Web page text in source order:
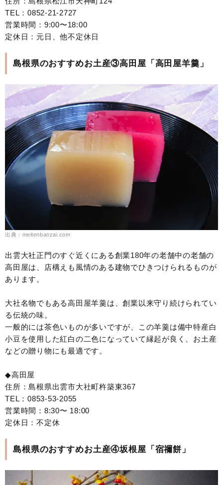
TEL：0852-21-2727
営業時間：9:00〜18:00
定休日：元日、他不定休日
島根県のおすすめお土産③高田屋「高田屋羊羹」
出典：meitenbanzai.com
出雲大社正門のすぐ近くにある創業180年の老舗中の老舗の
高田屋は、店構えも風情のある建物でひきつけられるものが
あります。
大社名物でもある高田屋羊羹は、創業以来守り続けられてい
る伝統の味。
一般的には茶色いものが多いですが、この羊羹は備中特産白
小豆を使用した紅白の二色になっていて縁起が良く、お土産
などの贈り物にも最適です。
◆高田屋
住所：島根県出雲市大社町杵築東367
TEL：0853-53-2055
営業時間：8:30〜 18:00
定休日：不定休
島根県のおすすめお土産④坂根屋「宿禰餅」